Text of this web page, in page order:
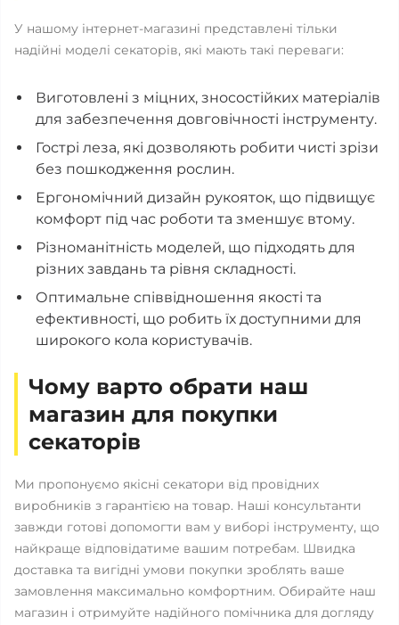
У нашому інтернет-магазині представлені тільки
надійні моделі секаторів, які мають такі переваги:
Виготовлені з міцних, зносостійких матеріалів
для забезпечення довговічності інструменту.
Гострі леза, які дозволяють робити чисті зрізи
без пошкодження рослин.
Ергономічний дизайн рукояток, що підвищує
комфорт під час роботи та зменшує втому.
Різноманітність моделей, що підходять для
різних завдань та рівня складності.
Оптимальне співвідношення якості та
ефективності, що робить їх доступними для
широкого кола користувачів.
Чому варто обрати наш
магазин для покупки
секаторів
Ми пропонуємо якісні секатори від провідних
виробників з гарантією на товар. Наші консультанти
завжди готові допомогти вам у виборі інструменту, що
найкраще відповідатиме вашим потребам. Швидка
доставка та вигідні умови покупки зроблять ваше
замовлення максимально комфортним. Обирайте наш
магазин і отримуйте надійного помічника для догляду